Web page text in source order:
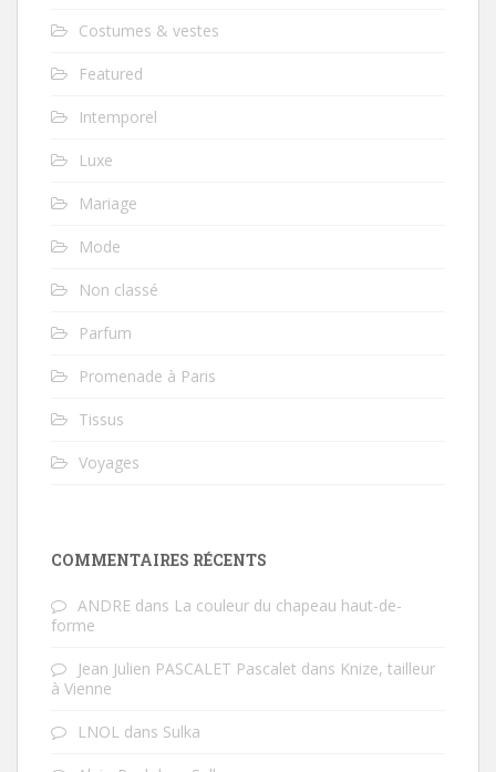
Costumes & vestes
Featured
Intemporel
Luxe
Mariage
Mode
Non classé
Parfum
Promenade à Paris
Tissus
Voyages
COMMENTAIRES RÉCENTS
ANDRE dans La couleur du chapeau haut-de-
forme
Jean Julien PASCALET Pascalet dans Knize, tailleur
à Vienne
LNOL dans Sulka